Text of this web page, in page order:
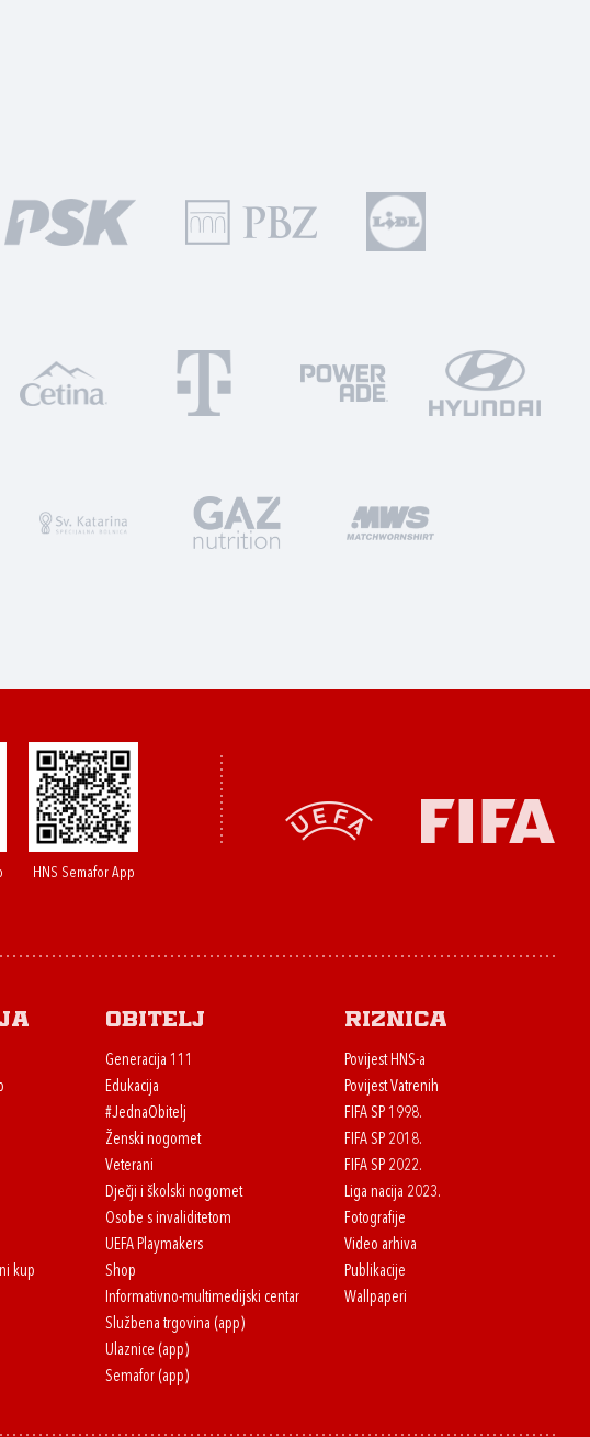
HNS Semafor App
kup
Obitelj
Generacija 111
Edukacija
#JednaObitelj
Ženski nogomet
Veterani
Dječji i školski nogomet
Osobe s invaliditetom
UEFA Playmakers
Shop
Informativno-multimedijski centar
Službena trgovina (app)
Ulaznice (app)
Semafor (app)
Riznica
Povijest HNS-a
Povijest Vatrenih
FIFA SP 1998.
FIFA SP 2018.
FIFA SP 2022.
Liga nacija 2023.
Fotografije
Video arhiva
Publikacije
Wallpaperi